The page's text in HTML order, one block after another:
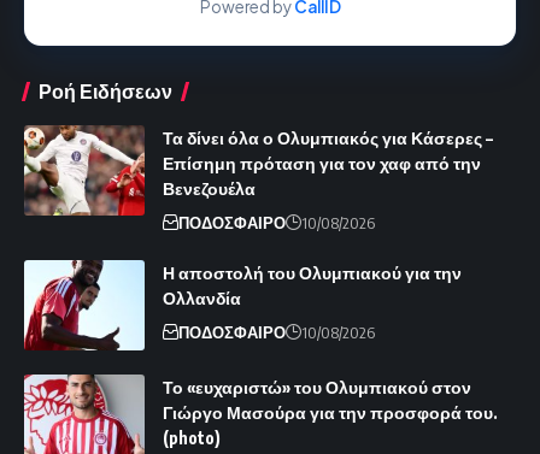
Powered byCallID
Ροή Ειδήσεων
Τα δίνει όλα ο Ολυμπιακός για Κάσερες –
Επίσημη πρόταση για τον χαφ από την
Βενεζουέλα
ΠΟΔΟΣΦΑΙΡΟ 10/08/2026
Η αποστολή του Ολυμπιακού για την
Ολλανδία
ΠΟΔΟΣΦΑΙΡΟ 10/08/2026
Το «ευχαριστώ» του Ολυμπιακού στον
Γιώργο Μασούρα για την προσφορά του.
(photo)